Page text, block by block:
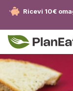
Ricevi 10€